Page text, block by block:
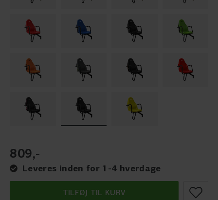
809,-
Leveres inden for 1-4 hverdage
TILFØJ TIL KURV